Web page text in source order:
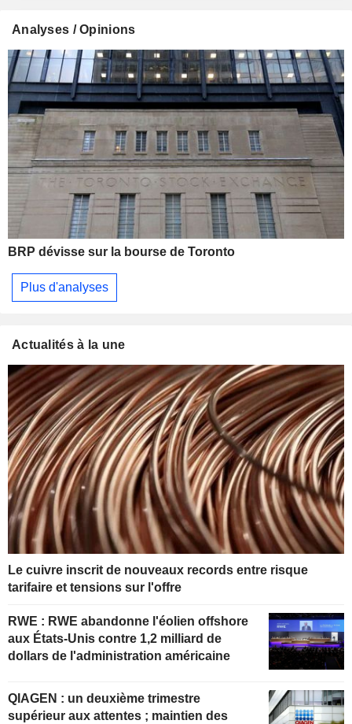
Analyses / Opinions
BRP dévisse sur la bourse de Toronto
Plus d'analyses
Actualités à la une
Le cuivre inscrit de nouveaux records entre risque
tarifaire et tensions sur l'offre
RWE : RWE abandonne l'éolien offshore
aux États-Unis contre 1,2 milliard de
dollars de l'administration américaine
QIAGEN : un deuxième trimestre
supérieur aux attentes ; maintien des